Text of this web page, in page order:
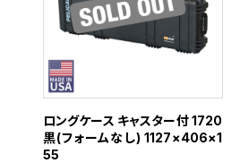
ロングケース キャスター付 1720
黒(フォームなし) 1127×406×1
55